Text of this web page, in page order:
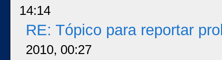
14:14
RE: Tópico para reportar
2010, 00:27